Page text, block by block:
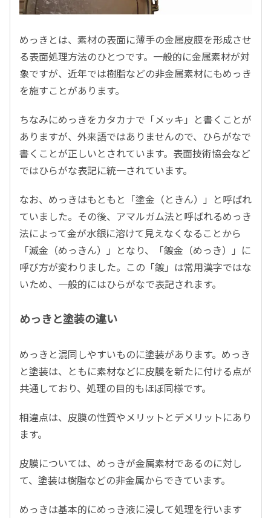
めっきとは、素材の表面に薄手の金属皮膜を形成させ
る表面処理方法のひとつです。一般的に金属素材が対
象ですが、近年では樹脂などの非金属素材にもめっき
を施すことがあります。
ちなみにめっきをカタカナで「メッキ」と書くことが
ありますが、外来語ではありませんので、ひらがなで
書くことが正しいとされています。表面技術協会など
ではひらがな表記に統一されています。
なお、めっきはもともと「塗金（ときん）」と呼ばれ
ていました。その後、アマルガム法と呼ばれるめっき
法によって金が水銀に溶けて見えなくなることから
「滅金（めっきん）」となり、「鍍金（めっき）」に
呼び方が変わりました。この「鍍」は常用漢字ではな
いため、一般的にはひらがなで表記されます。
めっきと塗装の違い
めっきと混同しやすいものに塗装があります。めっき
と塗装は、ともに素材などに皮膜を新たに付ける点が
共通しており、処理の目的もほぼ同様です。
相違点は、皮膜の性質やメリットとデメリットにあり
ます。
皮膜については、めっきが金属素材であるのに対し
て、塗装は樹脂などの非金属からできています。
めっきは基本的にめっき液に浸して処理を行います